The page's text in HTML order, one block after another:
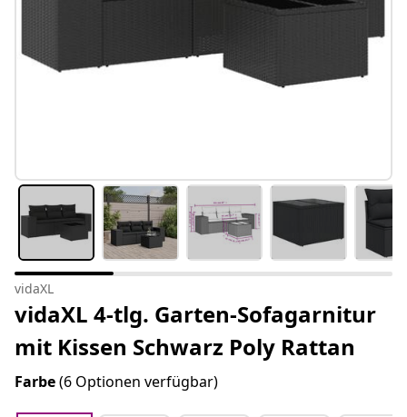
vidaXL
vidaXL 4-tlg. Garten-Sofagarnitur
mit Kissen Schwarz Poly Rattan
Farbe(6 Optionen verfügbar)